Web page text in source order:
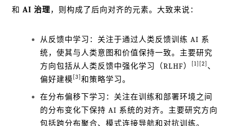
和 AI 治理，则构成了后向对齐的元素。大致来说：
从反馈中学习：关注于通过人类反馈训练 AI 系
统，使其与人类意图和价值保持一致。主要研究
方向包括从人类反馈中强化学习（RLHF）
[1] [2] 、
偏好建模 [3] 和策略学习。
在分布偏移下学习：关注在训练和部署环境之间
的分布变化下保持 AI 系统的对齐。主要研究方向
包括跨分布聚合、模式连接导航和对抗训练。